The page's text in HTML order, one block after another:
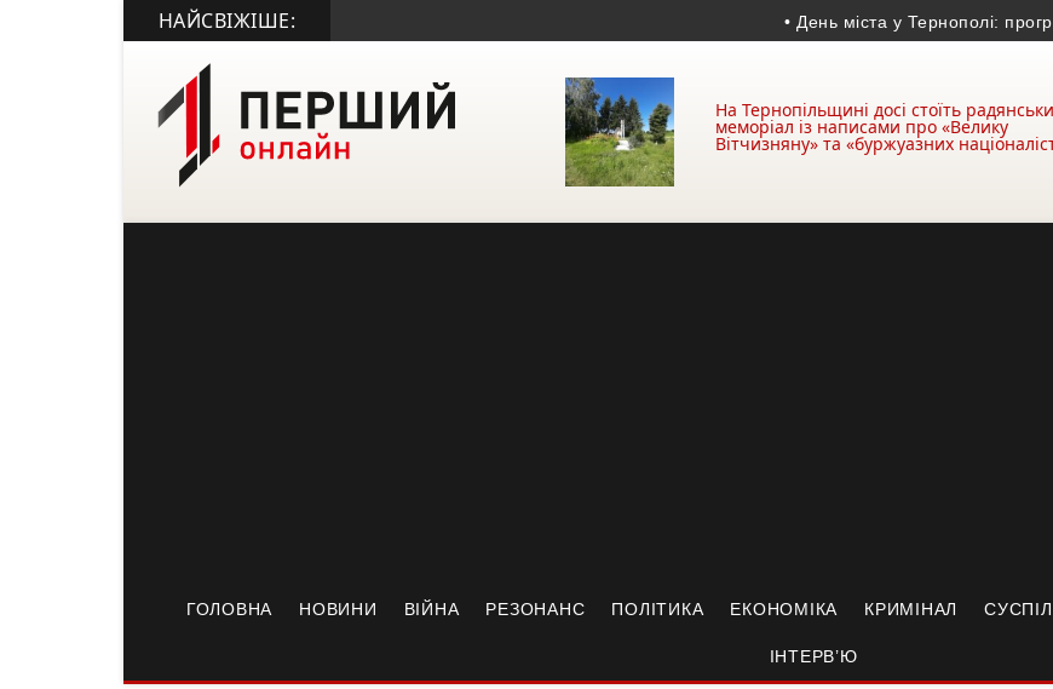
НАЙСВІЖІШЕ: • День міста у Тернополі: програма
На Тернопільщині досі стоїть
меморіал із написами про «Велику
Вітчизняну» та «буржуазних
ГОЛОВНА НОВИНИ ВІЙНА РЕЗОНАНС ПОЛІТИКА ЕКОНОМІКА КРИМІНАЛ
ІНТЕРВ’Ю